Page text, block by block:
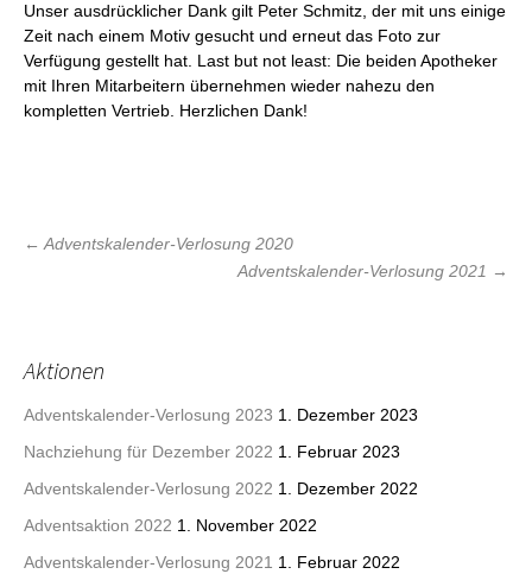
Unser ausdrücklicher Dank gilt Peter Schmitz, der mit uns einige
Zeit nach einem Motiv gesucht und erneut das Foto zur
Verfügung gestellt hat. Last but not least: Die beiden Apotheker
mit Ihren Mitarbeitern übernehmen wieder nahezu den
kompletten Vertrieb. Herzlichen Dank!
Beitrags-
← Adventskalender-Verlosung 2020
Adventskalender-Verlosung 2021 →
Aktionen
Adventskalender-Verlosung 2023 1. Dezember 2023
Nachziehung für Dezember 2022 1. Februar 2023
Adventskalender-Verlosung 2022 1. Dezember 2022
Adventsaktion 2022 1. November 2022
Adventskalender-Verlosung 2021 1. Februar 2022